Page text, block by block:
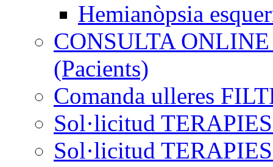
Hemianòpsia
CONSULTA
(Pacients)
Comanda ulleres
Sol·licitud
Sol·licitud